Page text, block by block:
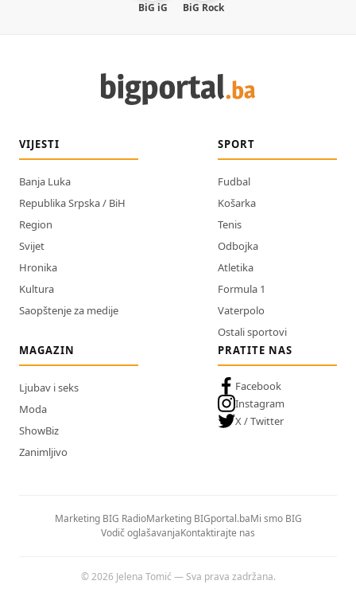
BiG iG BiG Rock
VIJESTI
Banja Luka
Republika Srpska / BiH
Region
Svijet
Hronika
Kultura
Saopštenje za medije
SPORT
Fudbal
Košarka
Tenis
Odbojka
Atletika
Formula 1
Vaterpolo
Ostali sportovi
MAGAZIN
Ljubav i seks
Moda
ShowBiz
Zanimljivo
PRATITE NAS
Facebook
Instagram
X / Twitter
Marketing BIG RadioMarketing BIGportal.baMi smo BIG
Vodič oglašavanjaKontaktirajte nas
© 2026 Jelena Tomić — Sva prava zadržana.